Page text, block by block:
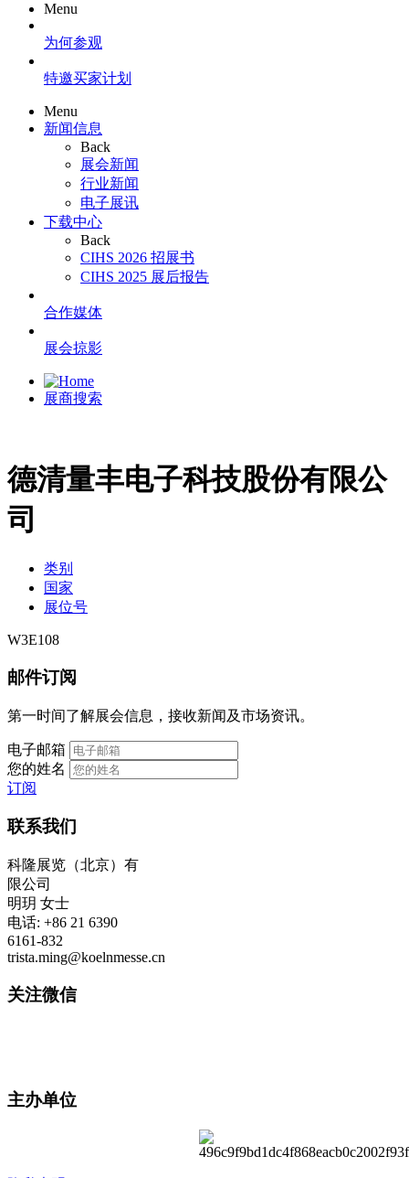
Menu
为何参观
特邀买家计划
Menu
新闻信息
Back
展会新闻
行业新闻
电子展讯
下载中心
Back
CIHS 2026 招展书
CIHS 2025 展后报告
合作媒体
展会掠影
展商搜索
德清量丰电子科技股份有限公
司
类别
国家
展位号
W3E108
邮件订阅
第一时间了解展会信息，接收新闻及市场资讯。
电子邮箱
您的姓名
订阅
联系我们
科隆展览（北京）有
限公司
明玥 女士
电话: +86 21 6390
6161-832
trista.ming@koelnmesse.cn
关注微信
主办单位